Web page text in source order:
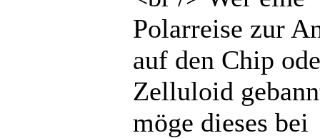
Polarreise zur
auf den Chip
Zelluloid
möge dieses bei